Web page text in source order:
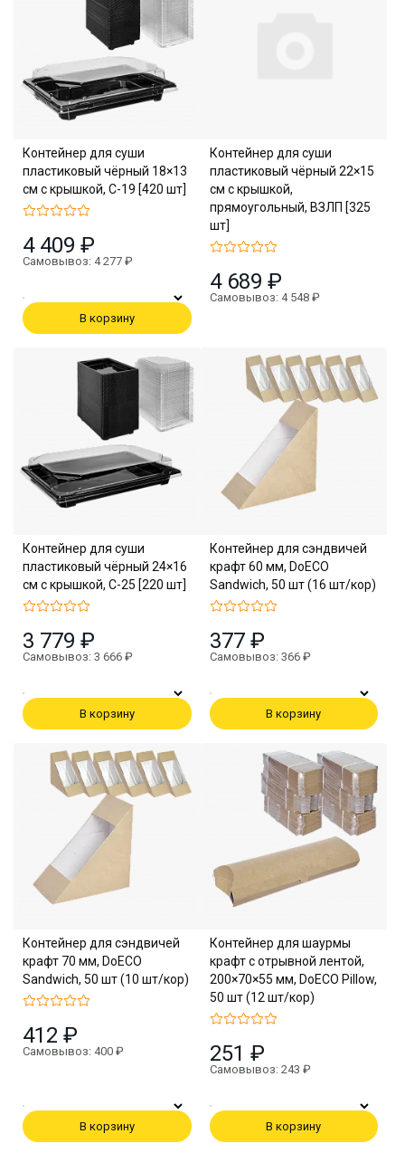
Контейнер для суши
пластиковый чёрный 18×13
см с крышкой, С-19 [420 шт]
4 409 ₽
Самовывоз: 4 277 ₽
В корзину
Контейнер для суши
пластиковый чёрный 22×15
см с крышкой,
прямоугольный, ВЗЛП [325
шт]
4 689 ₽
Самовывоз: 4 548 ₽
Контейнер для суши
пластиковый чёрный 24×16
см с крышкой, С-25 [220 шт]
3 779 ₽
Самовывоз: 3 666 ₽
В корзину
Контейнер для сэндвичей
крафт 60 мм, DoECO
Sandwich, 50 шт (16 шт/кор)
377 ₽
Самовывоз: 366 ₽
В корзину
Контейнер для сэндвичей
крафт 70 мм, DoECO
Sandwich, 50 шт (10 шт/кор)
412 ₽
Самовывоз: 400 ₽
В корзину
Контейнер для шаурмы
крафт с отрывной лентой,
200×70×55 мм, DoECO Pillow,
50 шт (12 шт/кор)
251 ₽
Самовывоз: 243 ₽
В корзину